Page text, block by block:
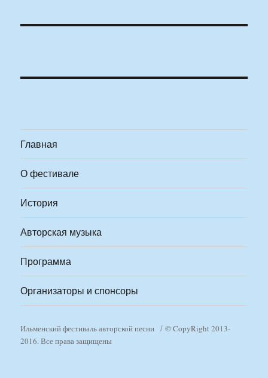
Главная
О фестивале
История
Авторская музыка
Программа
Организаторы и спонсоры
Ильменский фестиваль авторской песни
© CopyRight 2013-
2016. Все права защищены